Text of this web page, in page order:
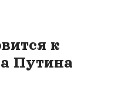
к
Путина